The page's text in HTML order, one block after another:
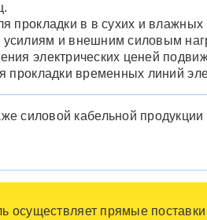
прокладки в в сухих и
и внешним силовым
электрических ценей
прокладки временных линий
силовой кабельной
осуществляет прямые